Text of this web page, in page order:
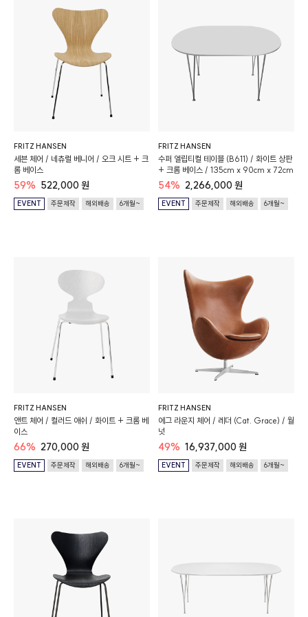
FRITZ HANSEN
세븐 체어 / 네츄럴 베니어 / 오크 시트 + 크
롬 베이스
59% 522,000 원
EVENT 주문제작 해외배송 6개월~
FRITZ HANSEN
수퍼 엘립티컬 테이블 (B611) / 화이트 상판
+ 크롬 베이스 / 135cm x 90cm x 72cm
54% 2,266,000 원
EVENT 주문제작 해외배송 6개월~
FRITZ HANSEN
앤트 체어 / 컬러드 애쉬 / 화이트 + 크롬 베
이스
66% 270,000 원
EVENT 주문제작 해외배송 6개월~
FRITZ HANSEN
에그 라운지 체어 / 레더 (Cat. Grace) / 월
넛
49% 16,937,000 원
EVENT 주문제작 해외배송 6개월~